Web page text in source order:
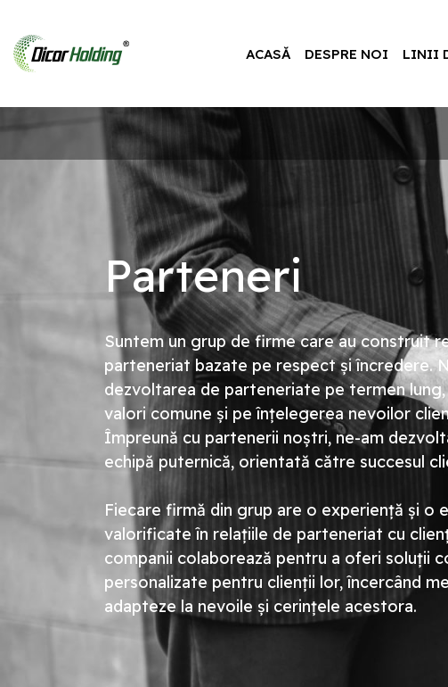
ACASĂ DESPRE NOI LINII
Parteneri
Suntem un grup de firme care au construit
parteneriat bazate pe respect și încredere.
dezvoltarea de parteneriate pe termen
valori comune și pe înțelegerea nevoilor
Împreună cu partenerii noștri, ne-am
echipă puternică, orientată către succesul
Fiecare firmă din grup are o experiență și o
valorificate în relațiile de parteneriat cu
companii colaborează pentru a oferi soluții
personalizate pentru clienții lor, încercând
adapteze la nevoile și cerințele acestora.